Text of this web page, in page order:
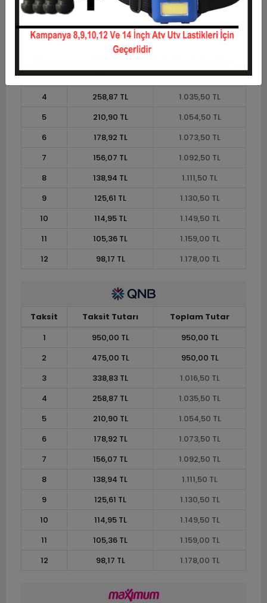
Taksit Taksit Tutarı
Toplam Tutar
1
950,00 TL
950,00 TL
475,00 TL
3
338,83 TL
1.016,50 TL
4
258,87 TL
1.035,50 TL
5
210,90 TL
1.054,50 TL
6
178,92 TL
1.073,50 TL
7
156,07 TL
1.092,50 TL
8
138,94 TL
1.111,50 TL
9
125,61 TL
1.130,50 TL
10
114,95 TL
1.149,50 TL
11
105,36 TL
1.159,00 TL
12
98,17 TL 1.178,00 TL
Taksit Taksit Tutarı
Toplam Tutar
1
950,00 TL
950,00 TL
2
475,00 TL
950,00 TL
3
338,83 TL
1.016,50 TL
4
258,87 TL
1.035,50 TL
5
210,90 TL
1.054,50 TL
6
178,92 TL
1.073,50 TL
7
156,07 TL
1.092,50 TL
8
138,94 TL
1.111,50 TL
9
125,61 TL
1.130,50 TL
10
114,95 TL
1.149,50 TL
11
105,36 TL
1.159,00 TL
12
98,17 TL 1.178,00 TL